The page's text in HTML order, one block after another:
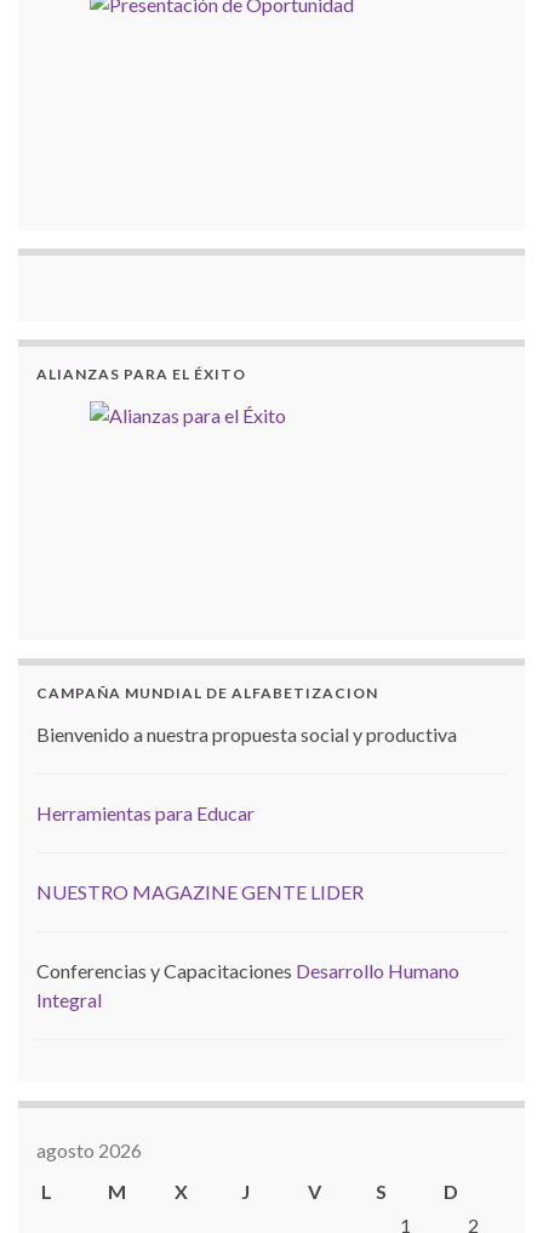
ALIANZAS PARA EL ÉXITO
CAMPAÑA MUNDIAL DE ALFABETIZACION
Bienvenido a nuestra propuesta social y productiva
Herramientas para Educar
NUESTRO MAGAZINE GENTE LIDER
Conferencias y Capacitaciones Desarrollo Humano
Integral
agosto 2026
L
M X J V S
D
1
2